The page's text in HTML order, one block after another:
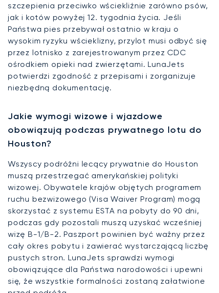
szczepienia przeciwko wściekliźnie zarówno psów,
jak i kotów powyżej 12. tygodnia życia. Jeśli
Państwa pies przebywał ostatnio w kraju o
wysokim ryzyku wścieklizny, przylot musi odbyć się
przez lotnisko z zarejestrowanym przez CDC
ośrodkiem opieki nad zwierzętami. LunaJets
potwierdzi zgodność z przepisami i zorganizuje
niezbędną dokumentację.
Jakie wymogi wizowe i wjazdowe
obowiązują podczas prywatnego lotu do
Houston?
Wszyscy podróżni lecący prywatnie do Houston
muszą przestrzegać amerykańskiej polityki
wizowej. Obywatele krajów objętych programem
ruchu bezwizowego (Visa Waiver Program) mogą
skorzystać z systemu ESTA na pobyty do 90 dni,
podczas gdy pozostali muszą uzyskać wcześniej
wizę B-1/B-2. Paszport powinien być ważny przez
cały okres pobytu i zawierać wystarczającą liczbę
pustych stron. LunaJets sprawdzi wymogi
obowiązujące dla Państwa narodowości i upewni
się, że wszystkie formalności zostaną załatwione